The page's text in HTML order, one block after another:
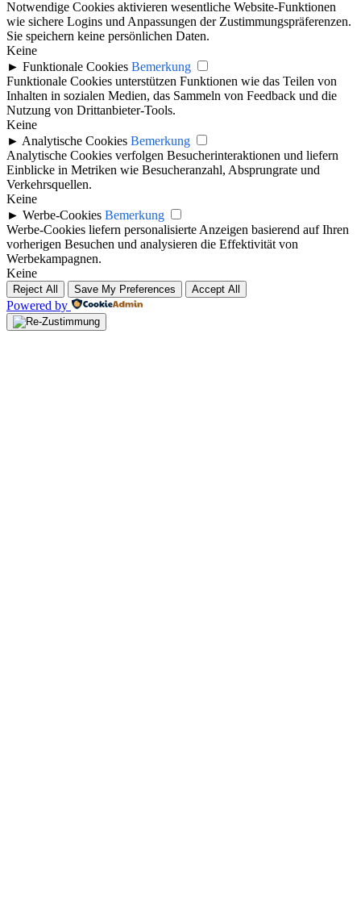
Notwendige Cookies aktivieren wesentliche Website-Funktionen
wie sichere Logins und Anpassungen der Zustimmungspräferenzen.
Sie speichern keine persönlichen Daten.
Keine
► Funktionale Cookies Bemerkung
Funktionale Cookies unterstützen Funktionen wie das Teilen von
Inhalten in sozialen Medien, das Sammeln von Feedback und die
Nutzung von Drittanbieter-Tools.
Keine
► Analytische Cookies Bemerkung
Analytische Cookies verfolgen Besucherinteraktionen und liefern
Einblicke in Metriken wie Besucheranzahl, Absprungrate und
Verkehrsquellen.
Keine
► Werbe-Cookies Bemerkung
Werbe-Cookies liefern personalisierte Anzeigen basierend auf Ihren
vorherigen Besuchen und analysieren die Effektivität von
Werbekampagnen.
Keine
Reject All Save My Preferences Accept All
Powered by